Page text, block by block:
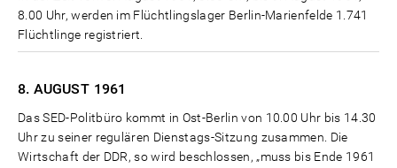
8.00 Uhr, werden im Flüchtlingslager Berlin-Marienfelde 1.741
Flüchtlinge registriert.
8. AUGUST 1961
Das SED-Politbüro kommt in Ost-Berlin von 10.00 Uhr bis 14.30
Uhr zu seiner regulären Dienstags-Sitzung zusammen. Die
Wirtschaft der DDR, so wird beschlossen, „muss bis Ende 1961